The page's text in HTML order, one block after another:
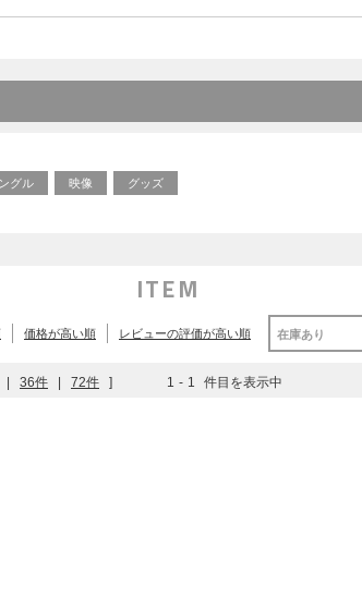
グル 映像 グッズ
ITEM
価格が高い順 レビューの評価が高い順 在庫あり
| 36件 | 72件 ] 1 - 1 件目を表示中